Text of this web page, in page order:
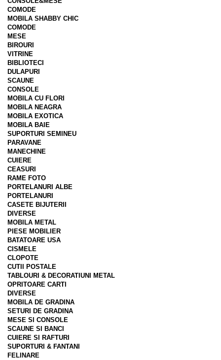
COMODE
MOBILA SHABBY CHIC
COMODE
MESE
BIROURI
VITRINE
BIBLIOTECI
DULAPURI
SCAUNE
CONSOLE
MOBILA CU FLORI
MOBILA NEAGRA
MOBILA EXOTICA
MOBILA BAIE
SUPORTURI SEMINEU
PARAVANE
MANECHINE
CUIERE
CEASURI
RAME FOTO
PORTELANURI ALBE
PORTELANURI
CASETE BIJUTERII
DIVERSE
MOBILA METAL
PIESE MOBILIER
BATATOARE USA
CISMELE
CLOPOTE
CUTII POSTALE
TABLOURI & DECORATIUNI METAL
OPRITOARE CARTI
DIVERSE
MOBILA DE GRADINA
SETURI DE GRADINA
MESE SI CONSOLE
SCAUNE SI BANCI
CUIERE SI RAFTURI
SUPORTURI & FANTANI
FELINARE